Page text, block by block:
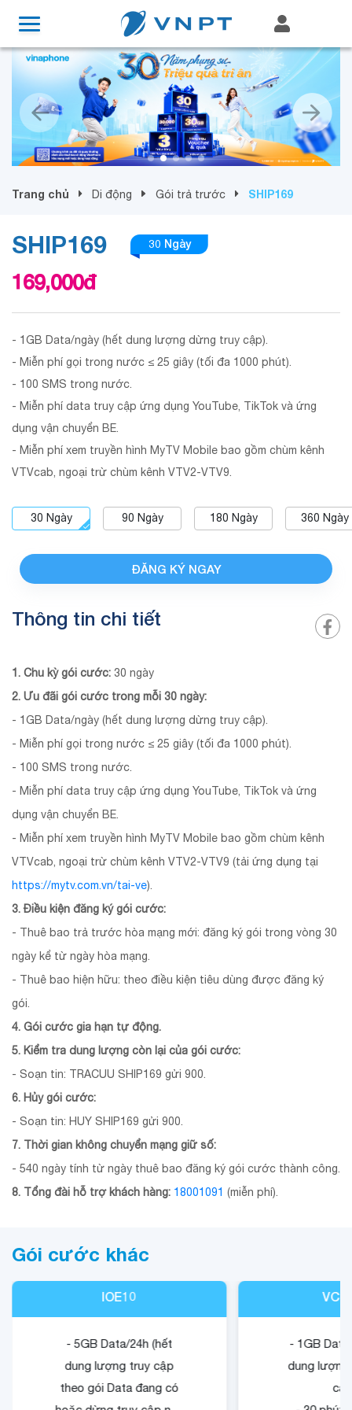
Trang chủ Di động Gói trả trước SHIP169
SHIP169 30 Ngày
169,000đ
- 1GB Data/ngày (hết dung lượng dừng truy cập).
- Miễn phí gọi trong nước ≤ 25 giây (tối đa 1000 phút).
- 100 SMS trong nước.
- Miễn phí data truy cập ứng dụng YouTube, TikTok và ứng
dụng vận chuyển BE.
- Miễn phí xem truyền hình MyTV Mobile bao gồm chùm kênh
VTVcab, ngoại trừ chùm kênh VTV2-VTV9.
30 Ngày 90 Ngày 180 Ngày 360 Ngày
ĐĂNG KÝ NGAY
Thông tin chi tiết
1. Chu kỳ gói cước: 30 ngày
2. Ưu đãi gói cước trong mỗi 30 ngày:
- 1GB Data/ngày (hết dung lượng dừng truy cập).
- Miễn phí gọi trong nước ≤ 25 giây (tối đa 1000 phút).
- 100 SMS trong nước.
- Miễn phí data truy cập ứng dụng YouTube, TikTok và ứng
dụng vận chuyển BE.
- Miễn phí xem truyền hình MyTV Mobile bao gồm chùm kênh
VTVcab, ngoại trừ chùm kênh VTV2-VTV9 (tải ứng dụng tại
https://mytv.com.vn/tai-ve).
3. Điều kiện đăng ký gói cước:
- Thuê bao trả trước hòa mạng mới: đăng ký gói trong vòng 30
ngày kể từ ngày hòa mạng.
- Thuê bao hiện hữu: theo điều kiện tiêu dùng được đăng ký
gói.
4. Gói cước gia hạn tự động.
5. Kiểm tra dung lượng còn lại của gói cước:
- Soạn tin: TRACUU SHIP169 gửi 900.
6. Hủy gói cước:
- Soạn tin: HUY SHIP169 gửi 900.
7. Thời gian không chuyển mạng giữ số:
- 540 ngày tính từ ngày thuê bao đăng ký gói cước thành công.
8. Tổng đài hỗ trợ khách hàng: 18001091 (miễn phí).
Gói cước khác
IOE10
- 5GB Data/24h (hết
dung lượng truy cập
theo gói Data đang có
- 1GB
dung